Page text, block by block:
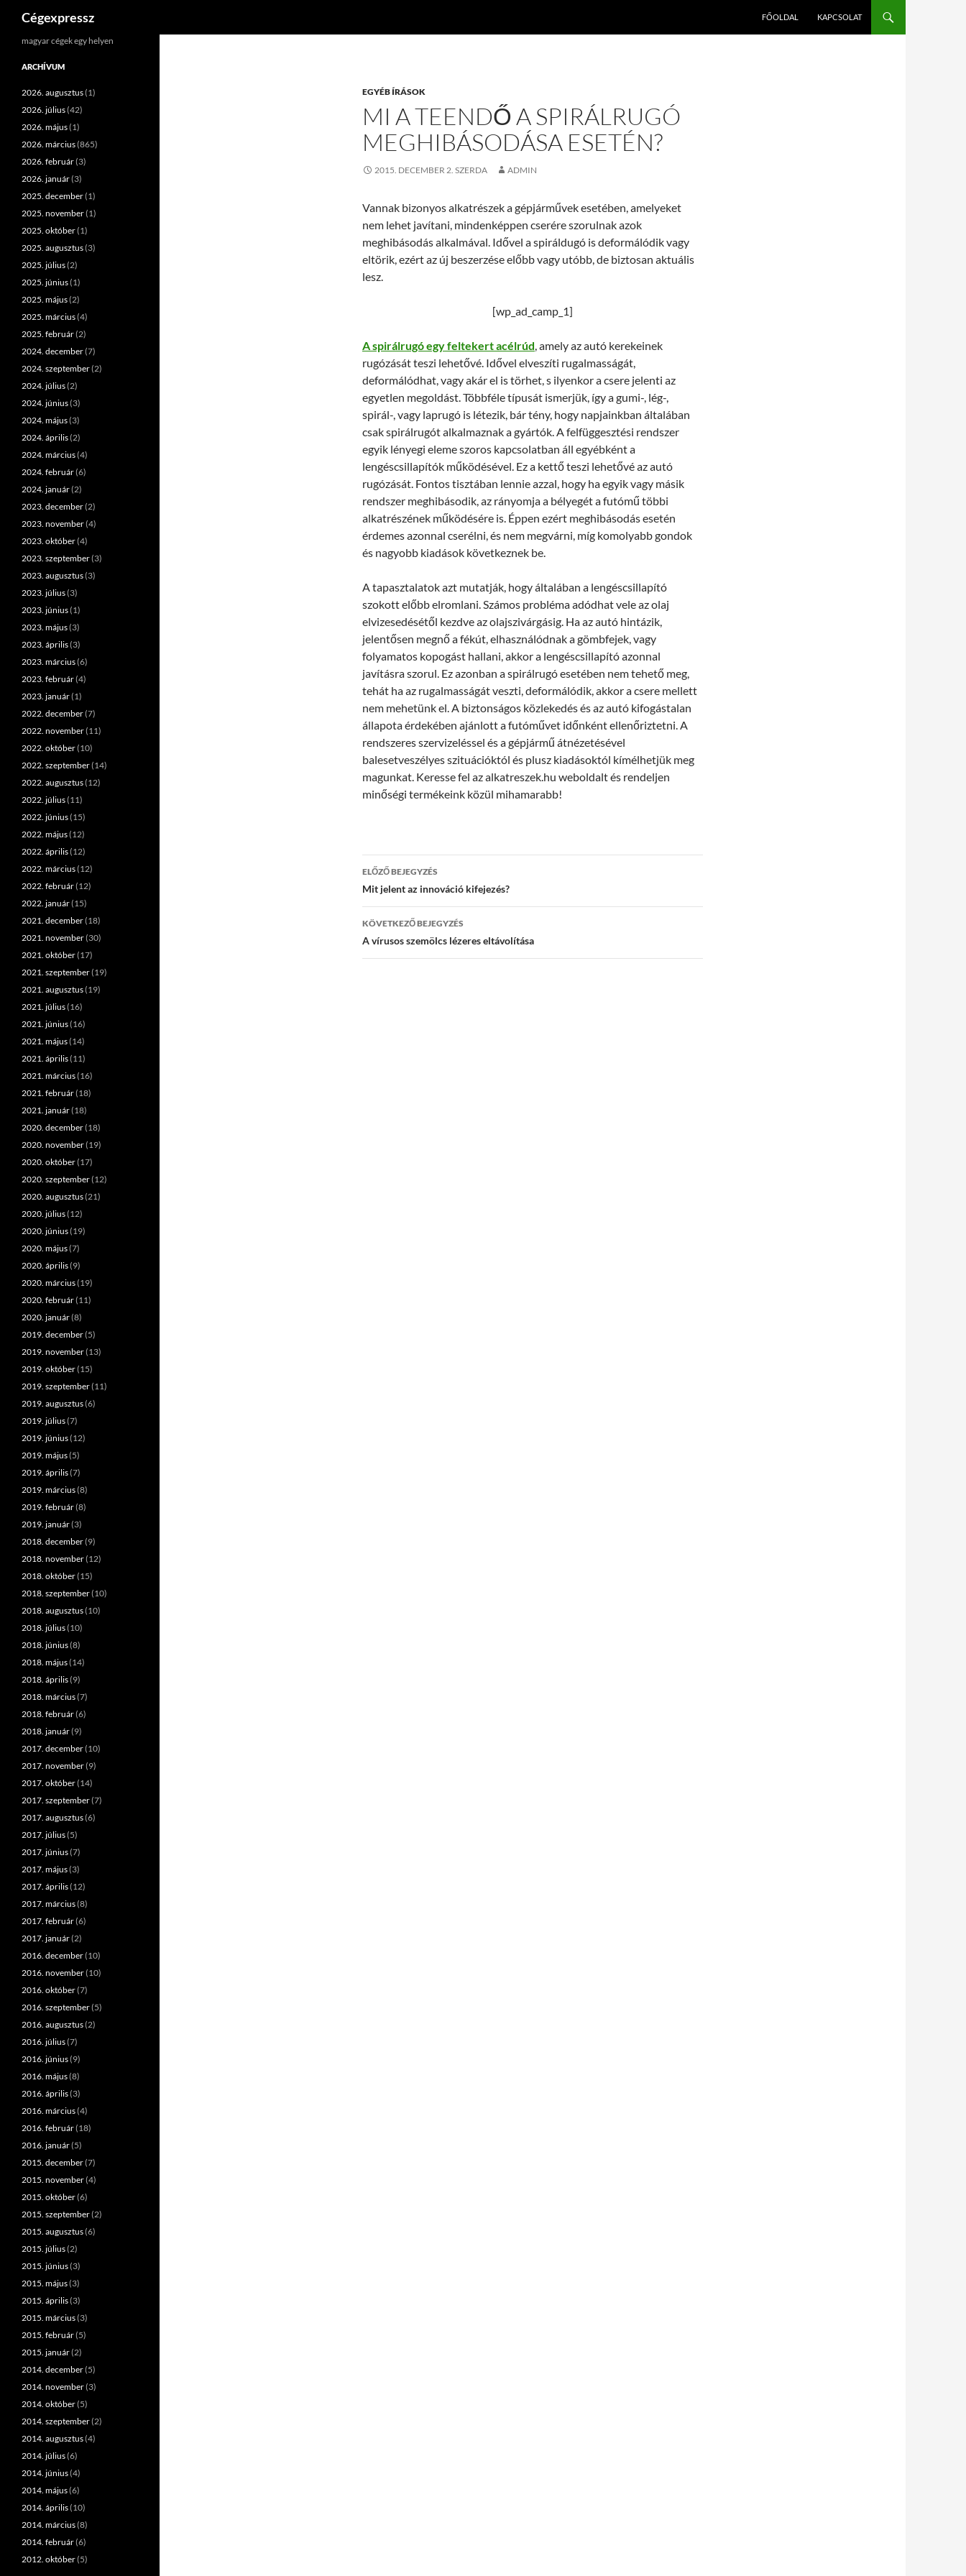
Kilépés
Cégexpressz FŐOLDAL KAPCSOLAT
EGYÉB ÍRÁSOK
MI A TEENDŐ A SPIRÁLRUGÓ
MEGHIBÁSODÁSA ESETÉN?
2015. DECEMBER 2. SZERDA ADMIN
Vannak bizonyos alkatrészek a gépjárművek esetében, amelyeket
nem lehet javítani, mindenképpen cserére szorulnak azok
meghibásodás alkalmával. Idővel a spiráldugó is deformálódik vagy
eltörik, ezért az új beszerzése előbb vagy utóbb, de biztosan aktuális
lesz.
[wp_ad_camp_1]
A spirálrugó egy feltekert acélrúd, amely az autó kerekeinek
rugózását teszi lehetővé. Idővel elveszíti rugalmasságát,
deformálódhat, vagy akár el is törhet, s ilyenkor a csere jelenti az
egyetlen megoldást. Többféle típusát ismerjük, így a gumi-, lég-,
spirál-, vagy laprugó is létezik, bár tény, hogy napjainkban általában
csak spirálrugót alkalmaznak a gyártók. A felfüggesztési rendszer
egyik lényegi eleme szoros kapcsolatban áll egyébként a
lengéscsillapítók működésével. Ez a kettő teszi lehetővé az autó
rugózását. Fontos tisztában lennie azzal, hogy ha egyik vagy másik
rendszer meghibásodik, az rányomja a bélyegét a futómű többi
alkatrészének működésére is. Éppen ezért meghibásodás esetén
érdemes azonnal cserélni, és nem megvárni, míg komolyabb gondok
és nagyobb kiadások következnek be.
A tapasztalatok azt mutatják, hogy általában a lengéscsillapító
szokott előbb elromlani. Számos probléma adódhat vele az olaj
elvizesedésétől kezdve az olajszivárgásig. Ha az autó hintázik,
jelentősen megnő a fékút, elhasználódnak a gömbfejek, vagy
folyamatos kopogást hallani, akkor a lengéscsillapító azonnal
javításra szorul. Ez azonban a spirálrugó esetében nem tehető meg,
tehát ha az rugalmasságát veszti, deformálódik, akkor a csere mellett
nem mehetünk el. A biztonságos közlekedés és az autó kifogástalan
állapota érdekében ajánlott a futóművet időnként ellenőriztetni. A
rendszeres szervizeléssel és a gépjármű átnézetésével
balesetveszélyes szituációktól és plusz kiadásoktól kímélhetjük meg
magunkat. Keresse fel az alkatreszek.hu weboldalt és rendeljen
minőségi termékeink közül mihamarabb!
Bejegyzés
navigáció
ELŐZŐ BEJEGYZÉS
Mit jelent az innováció kifejezés?
KÖVETKEZŐ BEJEGYZÉS
A vírusos szemölcs lézeres eltávolítása
magyar cégek egy helyen
ARCHÍVUM
2026. augusztus(1)
2026. július(42)
2026. május(1)
2026. március(865)
2026. február(3)
2026. január(3)
2025. december(1)
2025. november(1)
2025. október(1)
2025. augusztus(3)
2025. július(2)
2025. június(1)
2025. május(2)
2025. március(4)
2025. február(2)
2024. december(7)
2024. szeptember(2)
2024. július(2)
2024. június(3)
2024. május(3)
2024. április(2)
2024. március(4)
2024. február(6)
2024. január(2)
2023. december(2)
2023. november(4)
2023. október(4)
2023. szeptember(3)
2023. augusztus(3)
2023. július(3)
2023. június(1)
2023. május(3)
2023. április(3)
2023. március(6)
2023. február(4)
2023. január(1)
2022. december(7)
2022. november(11)
2022. október(10)
2022. szeptember(14)
2022. augusztus(12)
2022. július(11)
2022. június(15)
2022. május(12)
2022. április(12)
2022. március(12)
2022. február(12)
2022. január(15)
2021. december(18)
2021. november(30)
2021. október(17)
2021. szeptember(19)
2021. augusztus(19)
2021. július(16)
2021. június(16)
2021. május(14)
2021. április(11)
2021. március(16)
2021. február(18)
2021. január(18)
2020. december(18)
2020. november(19)
2020. október(17)
2020. szeptember(12)
2020. augusztus(21)
2020. július(12)
2020. június(19)
2020. május(7)
2020. április(9)
2020. március(19)
2020. február(11)
2020. január(8)
2019. december(5)
2019. november(13)
2019. október(15)
2019. szeptember(11)
2019. augusztus(6)
2019. július(7)
2019. június(12)
2019. május(5)
2019. április(7)
2019. március(8)
2019. február(8)
2019. január(3)
2018. december(9)
2018. november(12)
2018. október(15)
2018. szeptember(10)
2018. augusztus(10)
2018. július(10)
2018. június(8)
2018. május(14)
2018. április(9)
2018. március(7)
2018. február(6)
2018. január(9)
2017. december(10)
2017. november(9)
2017. október(14)
2017. szeptember(7)
2017. augusztus(6)
2017. július(5)
2017. június(7)
2017. május(3)
2017. április(12)
2017. március(8)
2017. február(6)
2017. január(2)
2016. december(10)
2016. november(10)
2016. október(7)
2016. szeptember(5)
2016. augusztus(2)
2016. július(7)
2016. június(9)
2016. május(8)
2016. április(3)
2016. március(4)
2016. február(18)
2016. január(5)
2015. december(7)
2015. november(4)
2015. október(6)
2015. szeptember(2)
2015. augusztus(6)
2015. július(2)
2015. június(3)
2015. május(3)
2015. április(3)
2015. március(3)
2015. február(5)
2015. január(2)
2014. december(5)
2014. november(3)
2014. október(5)
2014. szeptember(2)
2014. augusztus(4)
2014. július(6)
2014. június(4)
2014. május(6)
2014. április(10)
2014. március(8)
2014. február(6)
2012. október(5)